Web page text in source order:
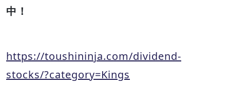
中！
https://toushininja.com/dividend-
stocks/?category=Kings